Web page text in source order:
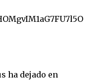
ha dejado en